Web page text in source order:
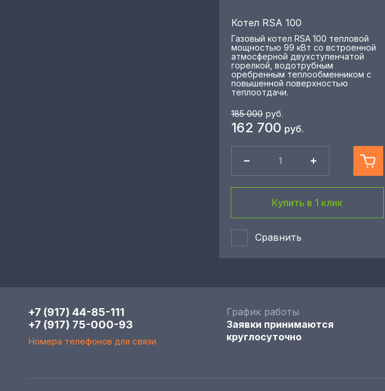
Котел RSA 100
Газовый котел RSA 100 тепловой
мощностью 99 кВт со встроенной
атмосферной двухступенчатой
горелкой, водотрубным
оребренным теплообменником с
повышенной поверхностью
теплоотдачи.
185 000 руб.
162 700 руб.
Купить в 1 клик
Сравнить
+7 (917) 44-85-111
+7 (917) 75-000-93
Номера телефонов для связи
График работы
Заявки принимаются
круглосуточно